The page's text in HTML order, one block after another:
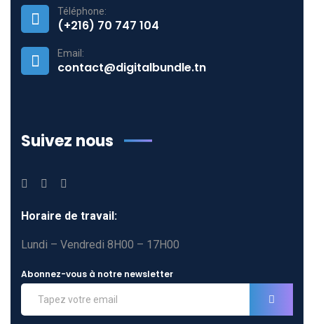
Téléphone:
(+216) 70 747 104
Email:
contact@digitalbundle.tn
Suivez nous
Horaire de travail:
Lundi – Vendredi 8H00 – 17H00
Abonnez-vous à notre newsletter